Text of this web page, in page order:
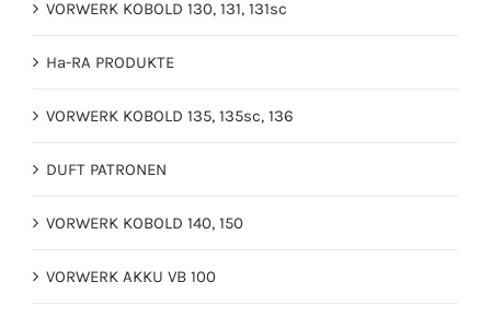
VORWERK KOBOLD 130, 131, 131sc
Ha-RA PRODUKTE
VORWERK KOBOLD 135, 135sc, 136
DUFT PATRONEN
VORWERK KOBOLD 140, 150
VORWERK AKKU VB 100